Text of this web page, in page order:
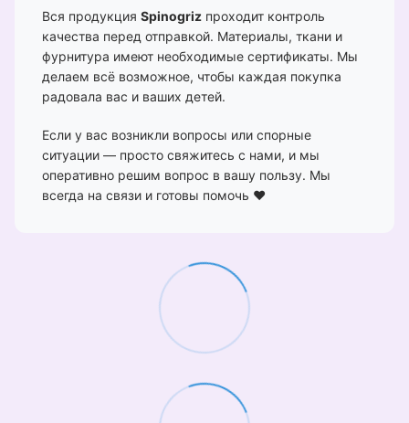
Вся продукция Spinogriz проходит контроль
качества перед отправкой. Материалы, ткани и
фурнитура имеют необходимые сертификаты. Мы
делаем всё возможное, чтобы каждая покупка
радовала вас и ваших детей.
Если у вас возникли вопросы или спорные
ситуации — просто свяжитесь с нами, и мы
оперативно решим вопрос в вашу пользу. Мы
всегда на связи и готовы помочь ❤️